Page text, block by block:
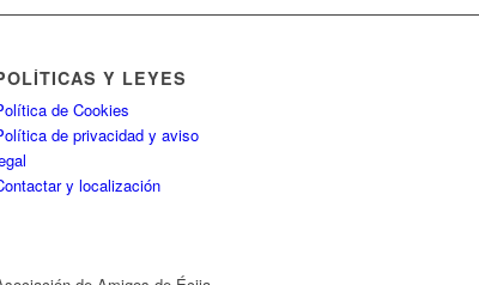
Y LEYES
de Cookies
de privacidad y aviso
y localización